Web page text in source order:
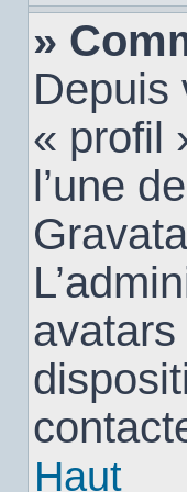
»
Depuis
« profil
l’une
Haut